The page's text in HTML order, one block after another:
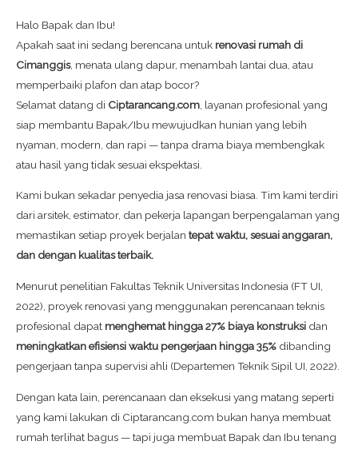
Halo Bapak dan Ibu!
Apakah saat ini sedang berencana untuk renovasi rumah di
Cimanggis, menata ulang dapur, menambah lantai dua, atau
memperbaiki plafon dan atap bocor?
Selamat datang di Ciptarancang.com , layanan profesional yang
siap membantu Bapak/Ibu mewujudkan hunian yang lebih
nyaman, modern, dan rapi — tanpa drama biaya membengkak
atau hasil yang tidak sesuai ekspektasi.
Kami bukan sekadar penyedia jasa renovasi biasa. Tim kami terdiri
dari arsitek, estimator, dan pekerja lapangan berpengalaman yang
memastikan setiap proyek berjalan tepat waktu, sesuai anggaran,
dan dengan kualitas terbaik.
Menurut penelitian Fakultas Teknik Universitas Indonesia (FT UI,
2022), proyek renovasi yang menggunakan perencanaan teknis
profesional dapat menghemat hingga 27% biaya konstruksi dan
meningkatkan efisiensi waktu pengerjaan hingga 35% dibanding
pengerjaan tanpa supervisi ahli (Departemen Teknik Sipil UI, 2022).
Dengan kata lain, perencanaan dan eksekusi yang matang seperti
yang kami lakukan di Ciptarancang.com bukan hanya membuat
rumah terlihat bagus — tapi juga membuat Bapak dan Ibu tenang